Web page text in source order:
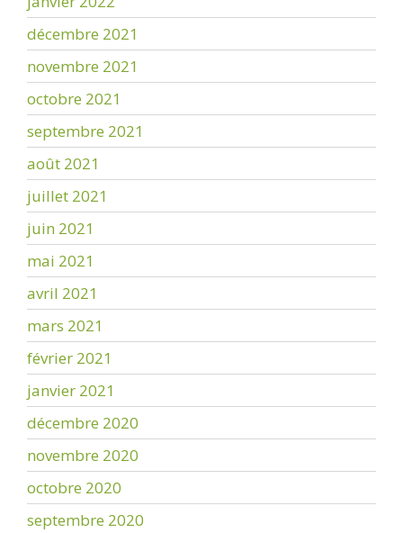
décembre 2021
novembre 2021
octobre 2021
septembre 2021
août 2021
juillet 2021
juin 2021
mai 2021
avril 2021
mars 2021
février 2021
janvier 2021
décembre 2020
novembre 2020
octobre 2020
septembre 2020